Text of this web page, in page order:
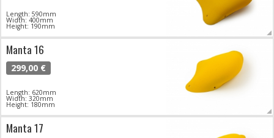
Length: 590mm
Width: 400mm
Height: 190mm
Manta 16
299,00 €
Length: 620mm
Width: 320mm
Height: 180mm
Manta 17